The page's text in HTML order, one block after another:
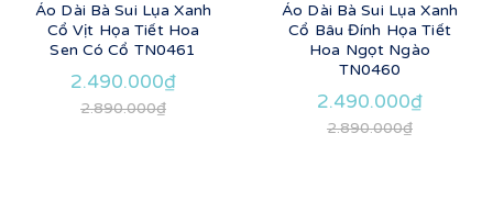
Áo Dài Bà Sui Lụa Xanh
Cổ Vịt Họa Tiết Hoa
Sen Có Cổ TN0461
2.490.000₫
2.890.000₫
Áo Dài Bà Sui Lụa Xanh
Cổ Bâu Đính Họa Tiết
Hoa Ngọt Ngào
TN0460
2.490.000₫
2.890.000₫